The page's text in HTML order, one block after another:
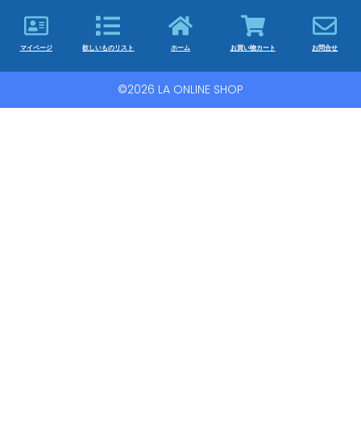
マイページ 欲しいものリスト ホーム お買い物カート お問合せ
©2026 LA ONLINE SHOP